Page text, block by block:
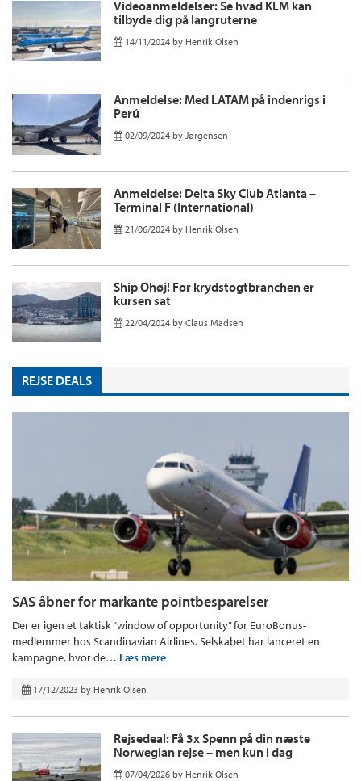
Videoanmeldelser: Se hvad KLM kan
tilbyde dig på langruterne
14/11/2024 by Henrik Olsen
Anmeldelse: Med LATAM på indenrigs i
Perú
02/09/2024 by Jørgensen
Anmeldelse: Delta Sky Club Atlanta –
Terminal F (International)
21/06/2024 by Henrik Olsen
Ship Ohøj! For krydstogtbranchen er
kursen sat
22/04/2024 by Claus Madsen
REJSE DEALS
SAS åbner for markante pointbesparelser
Der er igen et taktisk “window of opportunity” for EuroBonus-
medlemmer hos Scandinavian Airlines. Selskabet har lanceret en
kampagne, hvor de… Læs mere
17/12/2023 by Henrik Olsen
Rejsedeal: Få 3x Spenn på din næste
Norwegian rejse – men kun i dag
07/04/2026 by Henrik Olsen